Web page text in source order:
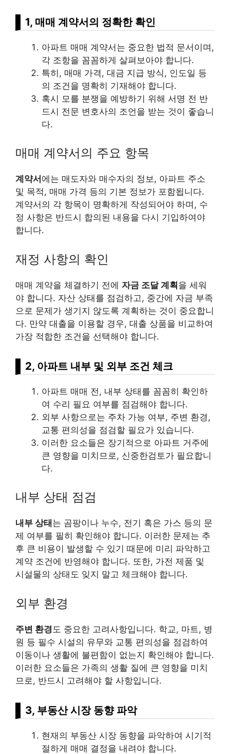
1, 매매 계약서의 정확한 확인
아파트 매매 계약서는 중요한 법적 문서이며,
각 조항을 꼼꼼하게 살펴보아야 합니다.
특히, 매매 가격, 대금 지급 방식, 인도일 등
의 조건을 명확히 기재해야 합니다.
혹시 모를 분쟁을 예방하기 위해 서명 전 반
드시 전문 변호사의 조언을 받는 것이 좋습니
다.
매매 계약서의 주요 항목
계약서 에는 매도자와 매수자의 정보, 아파트 주소
및 목적, 매매 가격 등의 기본 정보가 포함됩니다.
계약서의 각 항목이 명확하게 작성되어야 하며, 수
정 사항은 반드시 합의된 내용을 다시 기입하여야
합니다.
재정 사항의 확인
매매 계약을 체결하기 전에 자금 조달 계획을 세워
야 합니다. 자산 상태를 점검하고, 중간에 자금 부족
으로 문제가 생기지 않도록 계획하는 것이 중요합니
다. 만약 대출을 이용할 경우, 대출 상품을 비교하여
가장 적합한 조건을 선택해야 합니다.
2, 아파트 내부 및 외부 조건 체크
아파트 매매 전, 내부 상태를 꼼꼼히 확인하
여 수리 필요 여부를 점검해야 합니다.
외부 사항으로는 주차 가능 여부, 주변 환경,
교통 편의성을 점검할 필요가 있습니다.
이러한 요소들은 장기적으로 아파트 거주에
큰 영향을 미치므로, 신중한검토가 필요합니
다.
내부 상태 점검
내부 상태 는 곰팡이나 누수, 전기 혹은 가스 등의 문
제 여부를 필히 확인해야 합니다. 이러한 문제는 추
후 큰 비용이 발생할 수 있기 때문에 미리 파악하고
계약 조건에 반영해야 합니다. 또한, 가전 제품 및
시설물의 상태도 잊지 말고 체크해야 합니다.
외부 환경
주변 환경 도 중요한 고려사항입니다. 학교, 마트, 병
원 등 필수 시설의 유무와 교통 편의성을 점검하여
이동이나 생활에 불편함이 없는지 확인해야 합니다.
이러한 요소들은 가족의 생활 질에 큰 영향을 미치
므로, 반드시 고려해야 할 사항입니다.
3, 부동산 시장 동향 파악
현재의 부동산 시장 동향을 파악하여 시기적
절하게 매매 결정을 내려야 합니다.